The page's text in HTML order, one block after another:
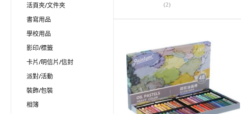
活頁夾/文件夾
書寫用品
學校用品
影印/標籤
卡片/明信片/信封
派對/活動
裝飾/包裝
相簿
(2)